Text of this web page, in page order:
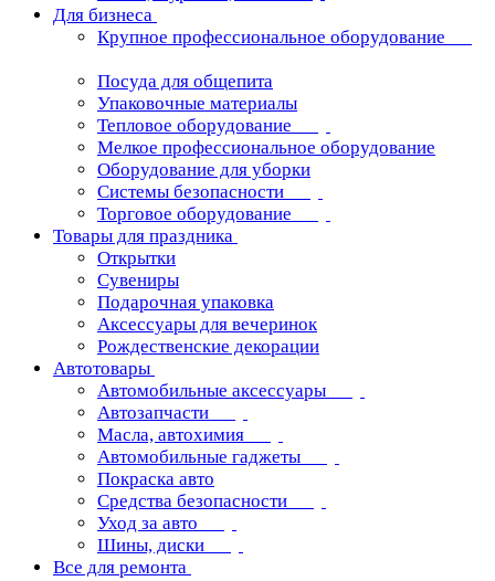
Для бизнеса
Крупное профессиональное оборудование
Посуда для общепита
Упаковочные материалы
Тепловое оборудование
Мелкое профессиональное оборудование
Оборудование для уборки
Системы безопасности
Торговое оборудование
Товары для праздника
Открытки
Сувениры
Подарочная упаковка
Аксессуары для вечеринок
Рождественские декорации
Автотовары
Автомобильные аксессуары
Автозапчасти
Масла, автохимия
Автомобильные гаджеты
Покраска авто
Средства безопасности
Уход за авто
Шины, диски
Все для ремонта